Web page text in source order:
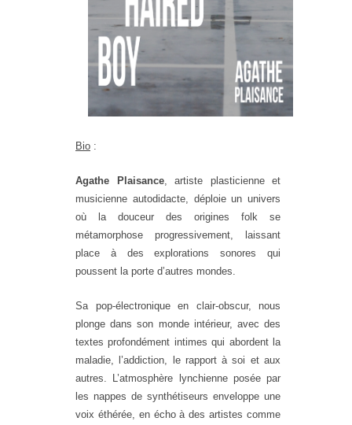
Bio :
Agathe Plaisance, artiste plasticienne et
musicienne autodidacte, déploie un univers
où la douceur des origines folk se
métamorphose progressivement, laissant
place à des explorations sonores qui
poussent la porte d’autres mondes.
Sa pop-électronique en clair-obscur, nous
plonge dans son monde intérieur, avec des
textes profondément intimes qui abordent la
maladie, l’addiction, le rapport à soi et aux
autres. L’atmosphère lynchienne posée par
les nappes de synthétiseurs enveloppe une
voix éthérée, en écho à des artistes comme